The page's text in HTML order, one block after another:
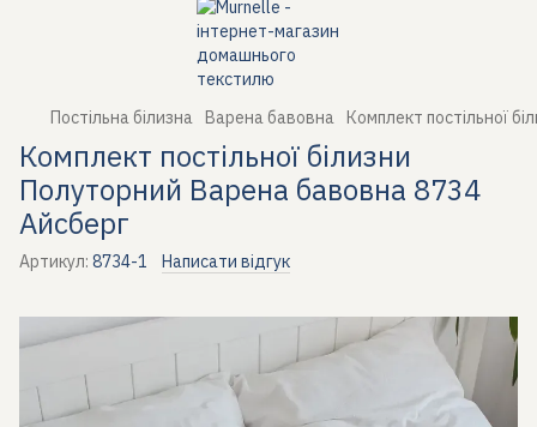
Постільна білизна Варена бавовна Комплект постільної
Комплект постільної білизни
Полуторний Варена бавовна 8734
Айсберг
Артикул: 8734-1 Написати відгук